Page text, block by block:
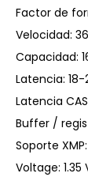
Factor de
Velocidad:
Capacidad:
Latencia:
Latencia
Buffer /
Soporte
Voltage: 1.35